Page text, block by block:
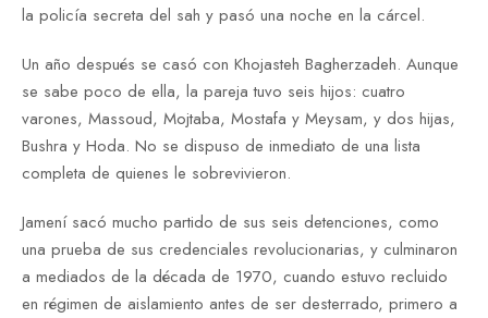
la policía secreta del sah y pasó una noche en la cárcel.
Un año después se casó con Khojasteh Bagherzadeh. Aunque
se sabe poco de ella, la pareja tuvo seis hijos: cuatro
varones, Massoud, Mojtaba, Mostafa y Meysam, y dos hijas,
Bushra y Hoda. No se dispuso de inmediato de una lista
completa de quienes le sobrevivieron.
Jamení sacó mucho partido de sus seis detenciones, como
una prueba de sus credenciales revolucionarias, y culminaron
a mediados de la década de 1970, cuando estuvo recluido
en régimen de aislamiento antes de ser desterrado, primero a